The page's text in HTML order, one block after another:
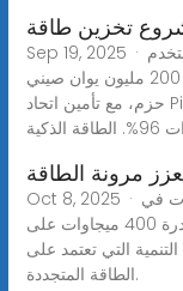
تخزين طاقة
Sep 19, 2025 · تخزين الطاقة من جانب المستخدم EPC(200
ميجاوات ساعة، ميزانية 200 مليون يوان صيني): مقسمة إلى ثلاث
حزم، مع تأمين اتحاد Pilotالحزمة 1(50% حصة، 96 مليون يوان صيني)
مرونة الطاقة
Oct 8, 2025 · ويمثل مشروع تخزين الطاقة بقدرة 1.3 جيجاوات في
الساعة ومشروع الطاقة الكهروضوئية بقدرة 400 ميجاوات على
التي تعتمد على
الطاقة المتجددة.